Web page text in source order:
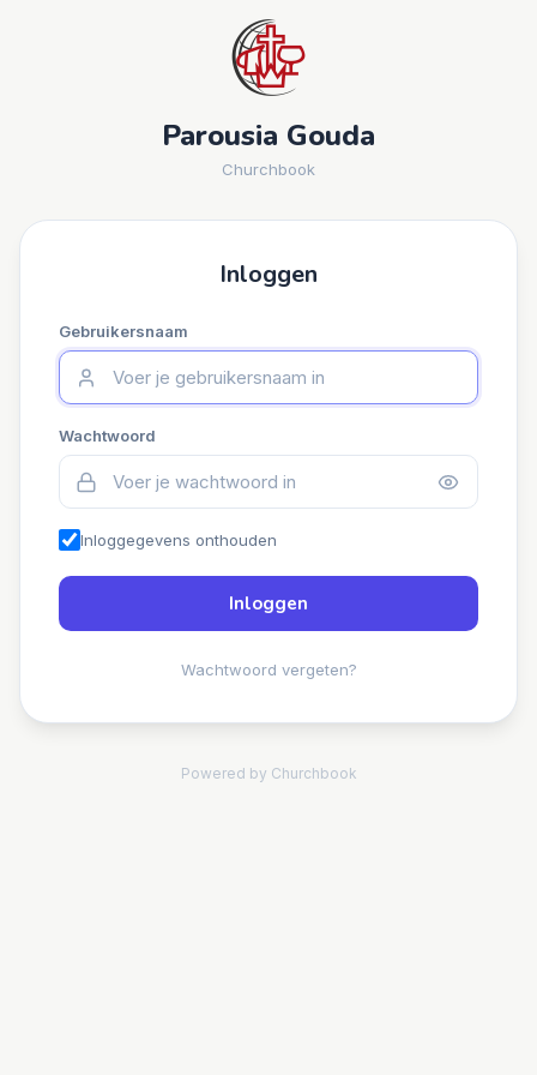
Parousia Gouda
Churchbook
Inloggen
Gebruikersnaam
Wachtwoord
Inloggegevens onthouden
Inloggen
Wachtwoord vergeten?
Powered by Churchbook